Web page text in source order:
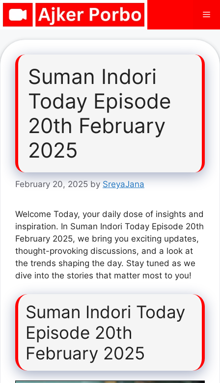
Skip
Suman Indori
Today Episode
20th February
2025
February 20, 2025 by SreyaJana
Welcome Today, your daily dose of insights and
inspiration. In Suman Indori Today Episode 20th
February 2025, we bring you exciting updates,
thought-provoking discussions, and a look at
the trends shaping the day. Stay tuned as we
dive into the stories that matter most to you!
Suman Indori Today
Episode 20th
February 2025